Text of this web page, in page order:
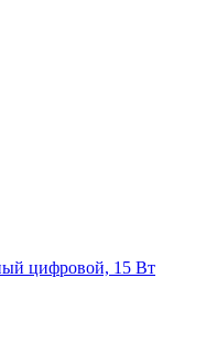
цифровой, 15 Вт